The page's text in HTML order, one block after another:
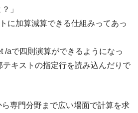
」
に加算減算できる仕組みってあっ
/aで四則演算ができるようになっ
テキストの指定行を読み込んだりで
専門分野まで広い場面で計算を求